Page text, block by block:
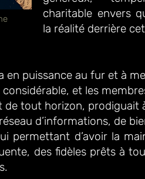
charitable envers
la réalité derrière
en puissance au fur et à
considérable, et les
de tout horizon, prodiguait
d’informations, de
permettant d’avoir la
des fidèles prêts à